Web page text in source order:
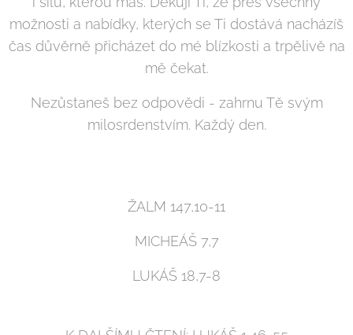
možnosti a nabídky, kterých se Ti dostává nacházíš
čas důvěrně přicházet do mé blízkosti a trpělivě na
mě čekat.
Nezůstaneš bez odpovědi - zahrnu Tě svým
milosrdenstvím. Každý den.
ŽALM 147,10-11
MICHEÁŠ 7,7
LUKÁŠ 18,7-8